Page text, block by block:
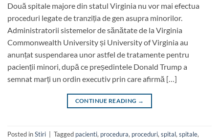
Două spitale majore din statul Virginia nu vor mai efectua
proceduri legate de tranziția de gen asupra minorilor.
Administratorii sistemelor de sănătate de la Virginia
Commonwealth University și University of Virginia au
anunțat suspendarea unor astfel de tratamente pentru
pacienții minori, după ce președintele Donald Trump a
semnat marți un ordin executiv prin care afirmă […]
CONTINUE READING →
Posted inStiri Tagged pacienti, procedura, proceduri, spital, spitale,